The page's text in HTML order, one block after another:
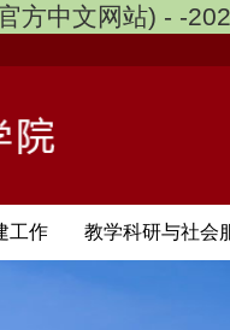
方中文网站) - -
工作 教学科研与社会